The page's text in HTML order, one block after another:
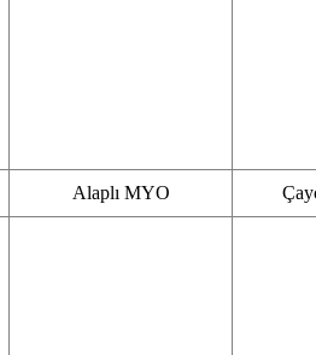
Alaplı MYO